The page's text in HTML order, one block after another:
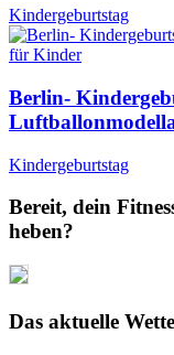
Kindergeburtstag
Berlin-
Kindergeburtstag
Bereit, dein
heben?
Das aktuelle